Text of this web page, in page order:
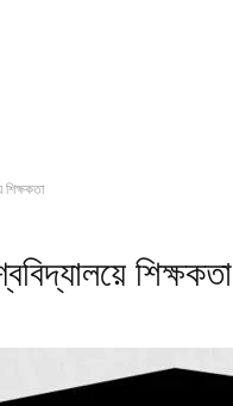
শিক্ষকতা
শিক্ষকতা